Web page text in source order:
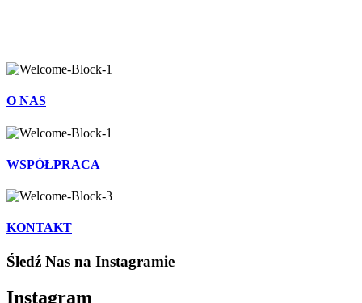
O NAS
WSPÓŁPRACA
KONTAKT
Śledź Nas na Instagramie
Instagram